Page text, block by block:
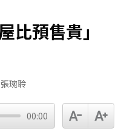
比預售貴」
琬聆
00:00